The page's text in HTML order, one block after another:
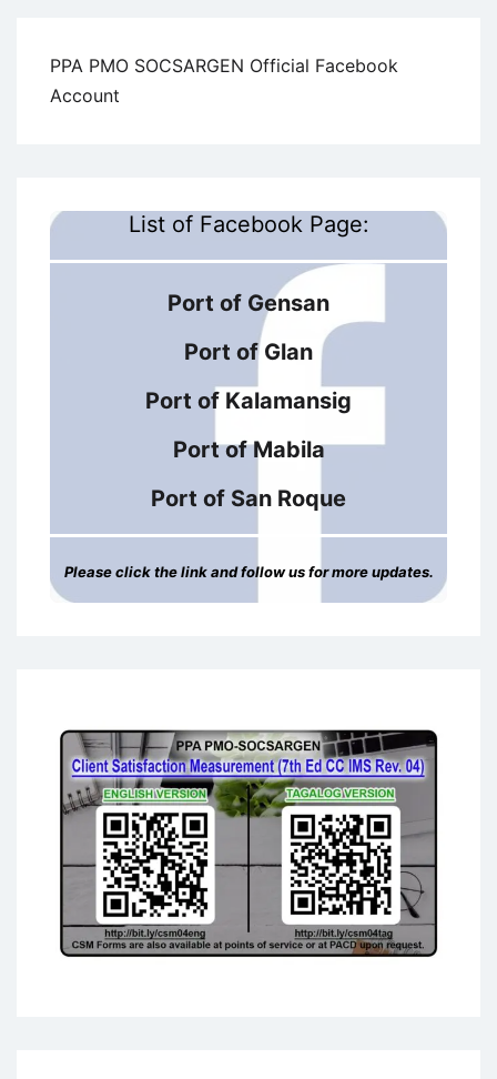
PPA PMO SOCSARGEN Official Facebook
Account
List of Facebook Page:
Port of Gensan
Port of Glan
Port of Kalamansig
Port of Mabila
Port of San Roque
Please click the link and follow us for more updates.